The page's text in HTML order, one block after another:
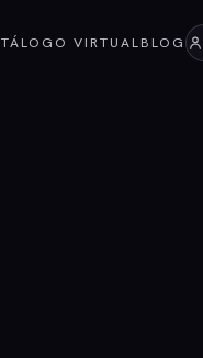
VIRTUALBLOG